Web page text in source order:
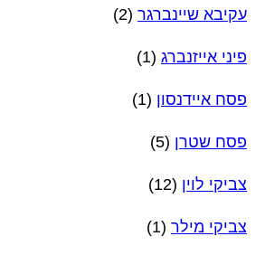
עקיבא שיינברגר (2)
פיני אייזנברג (1)
פסח איידנסון (1)
פסח שטרן (5)
צביקי לוין (12)
צביקי מילר (1)